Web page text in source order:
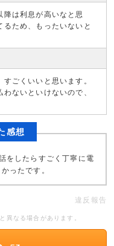
は利息が高いなと思
ため、もったいないと
ごくいいと思います。
ないといけないので、
感想
をしたらすごく丁寧に電
ったです。
違反報告
異なる場合があります。